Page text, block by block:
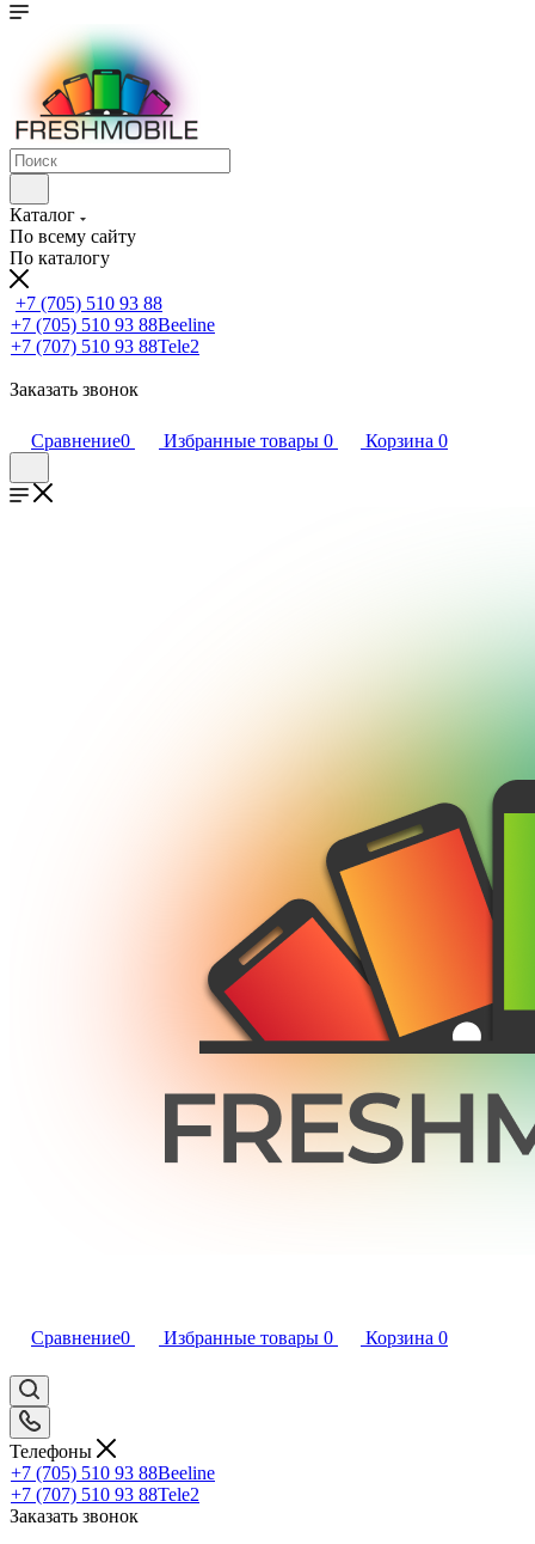
Каталог
По всему сайту
По каталогу
+7 (705) 510 93 88
+7 (705) 510 93 88Beeline
+7 (707) 510 93 88Tele2
Заказать звонок
Сравнение0 Избранные товары 0 Корзина 0
Сравнение0 Избранные товары 0 Корзина 0
Телефоны
+7 (705) 510 93 88Beeline
+7 (707) 510 93 88Tele2
Заказать звонок